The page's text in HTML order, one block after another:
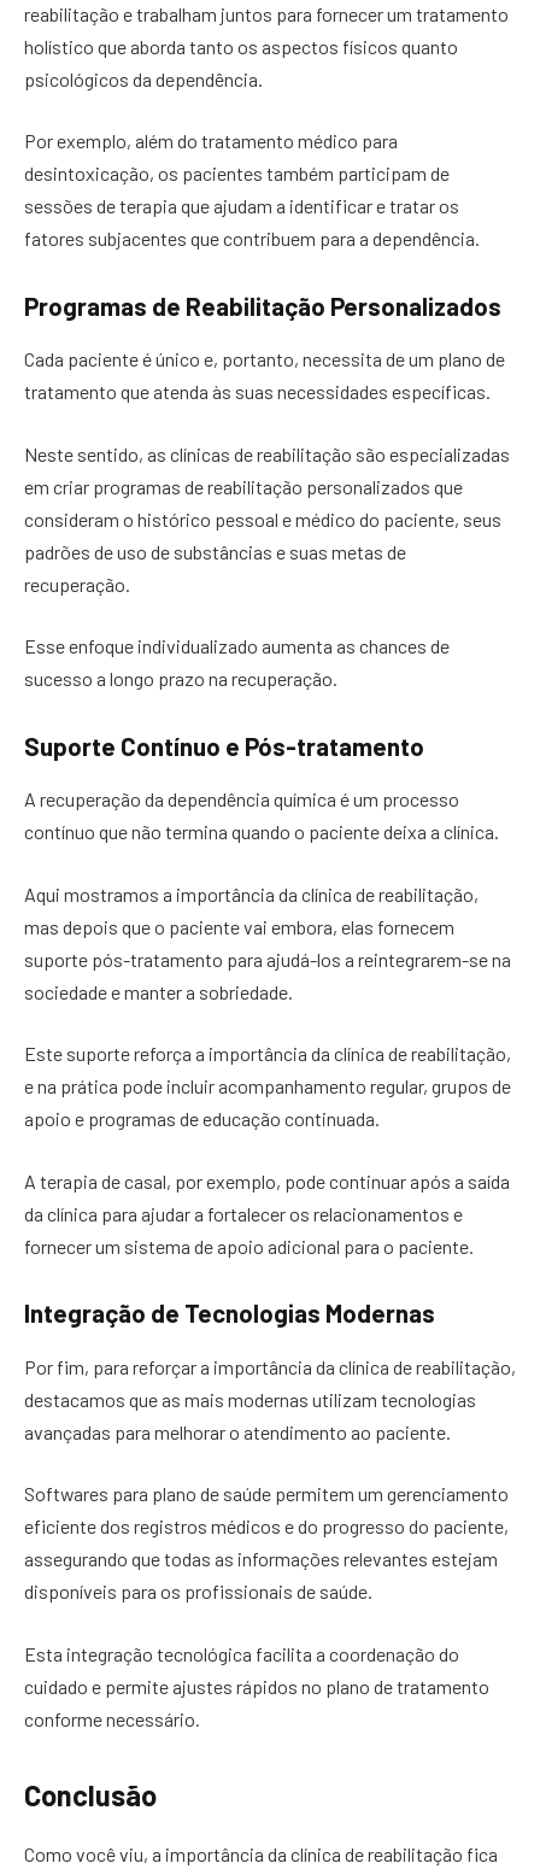
reabilitação e trabalham juntos para fornecer um tratamento
holístico que aborda tanto os aspectos físicos quanto
psicológicos da dependência.
Por exemplo, além do tratamento médico para
desintoxicação, os pacientes também participam de
sessões de terapia que ajudam a identificar e tratar os
fatores subjacentes que contribuem para a dependência.
Programas de Reabilitação Personalizados
Cada paciente é único e, portanto, necessita de um plano de
tratamento que atenda às suas necessidades específicas.
Neste sentido, as clínicas de reabilitação são especializadas
em criar programas de reabilitação personalizados que
consideram o histórico pessoal e médico do paciente, seus
padrões de uso de substâncias e suas metas de
recuperação.
Esse enfoque individualizado aumenta as chances de
sucesso a longo prazo na recuperação.
Suporte Contínuo e Pós-tratamento
A recuperação da dependência química é um processo
contínuo que não termina quando o paciente deixa a clínica.
Aqui mostramos a importância da clínica de reabilitação,
mas depois que o paciente vai embora, elas fornecem
suporte pós-tratamento para ajudá-los a reintegrarem-se na
sociedade e manter a sobriedade.
Este suporte reforça a importância da clínica de reabilitação,
e na prática pode incluir acompanhamento regular, grupos de
apoio e programas de educação continuada.
A terapia de casal, por exemplo, pode continuar após a saída
da clínica para ajudar a fortalecer os relacionamentos e
fornecer um sistema de apoio adicional para o paciente.
Integração de Tecnologias Modernas
Por fim, para reforçar a importância da clínica de reabilitação,
destacamos que as mais modernas utilizam tecnologias
avançadas para melhorar o atendimento ao paciente.
Softwares para plano de saúde permitem um gerenciamento
eficiente dos registros médicos e do progresso do paciente,
assegurando que todas as informações relevantes estejam
disponíveis para os profissionais de saúde.
Esta integração tecnológica facilita a coordenação do
cuidado e permite ajustes rápidos no plano de tratamento
conforme necessário.
Conclusão
Como você viu, a importância da clínica de reabilitação fica